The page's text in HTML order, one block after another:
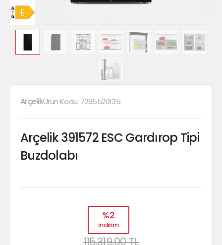
ArçelikÜrün Kodu: 7295520135
Arçelik 391572 ESC Gardırop Tipi
Buzdolabı
%2
indirim
115.319,00 TL